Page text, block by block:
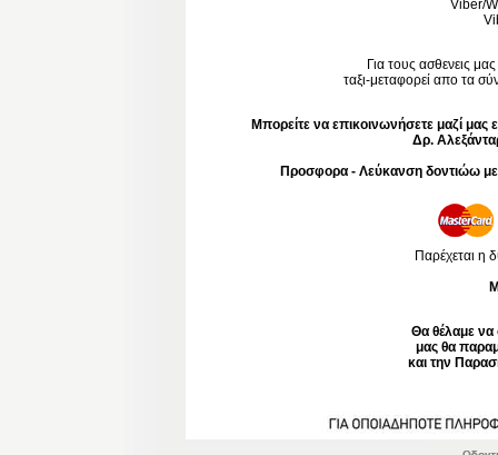
Viber/
Για τους ασθενεις
ταξι-μεταφορεί απο τα
Μπορείτε να επικοινωνήσετε μαζί
Δρ.
Προσφορα - Λεύκανση δοντιώω με
Παρέχεται η
Θα θέλαμε να
μας θα
και την